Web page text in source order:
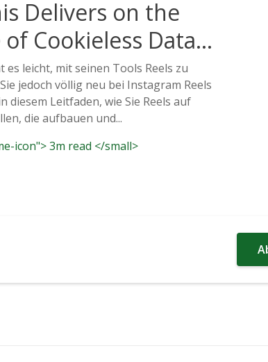
Delivers on the
Cookieless Data
es leicht, mit seinen Tools Reels zu
jedoch völlig neu bei Instagram Reels
diesem Leitfaden, wie Sie Reels auf
die aufbauen und...
icon"> 3m read </small>